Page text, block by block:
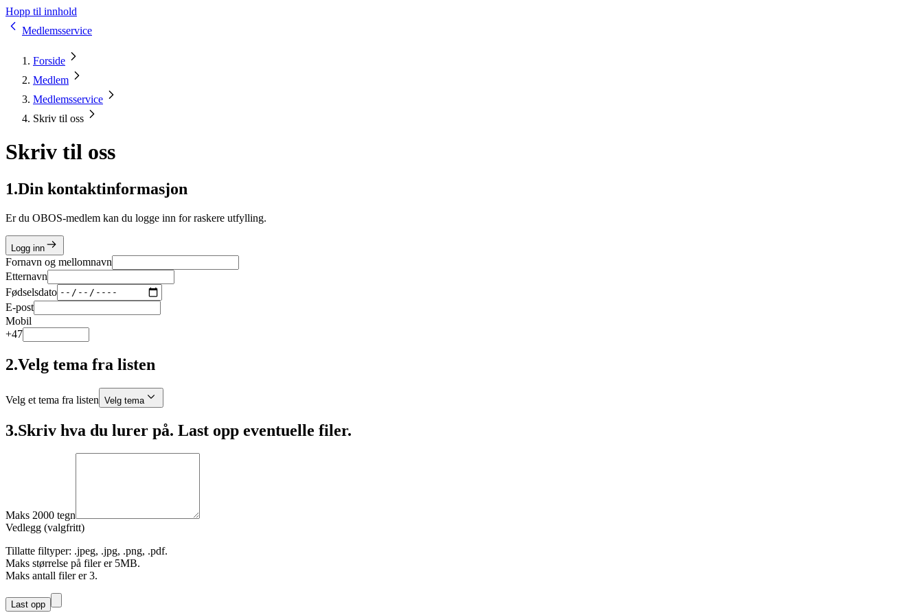
Hopp til innhold
Medlemsservice
Forside
Medlem
Medlemsservice
Skriv til oss
Skriv til oss
1.Din kontaktinformasjon
Er du OBOS-medlem kan du logge inn for raskere utfylling.
Logg inn
Fornavn og mellomnavn
Etternavn
Fødselsdato
E-post
Mobil
+47
2.Velg tema fra listen
Velg et tema fra listen Velg tema
3.Skriv hva du lurer på. Last opp eventuelle filer.
Maks 2000 tegn
Vedlegg (valgfritt)
Tillatte filtyper: .jpeg, .jpg, .png, .pdf.
Maks størrelse på filer er 5MB.
Maks antall filer er 3.
Last opp